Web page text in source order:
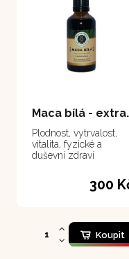
Maca
Plodnost, vytrvalost,
vitalita, fyzické a
duševní zdraví
300
Koupit